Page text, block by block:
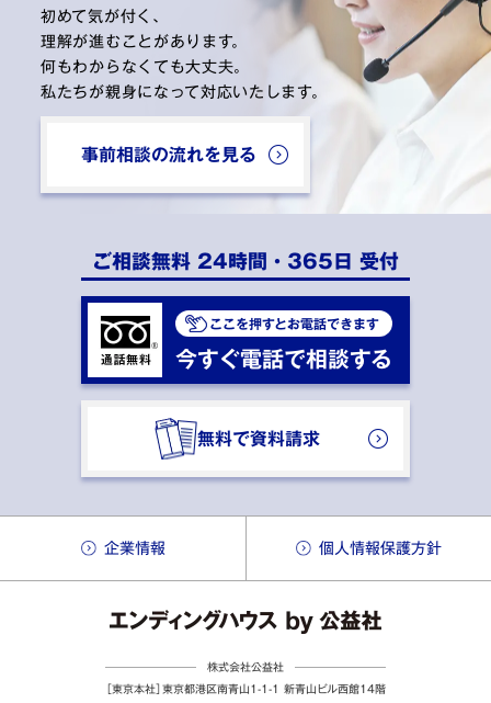
初めて気が付く、
理解が進むことがあります。
何もわからなくても大丈夫。
私たちが親身になって対応いたします。
事前相談の流れを見る
ご相談無料 24時間・365日 受付
ここを押すとお電話できます
今すぐ電話で相談する
無料で資料請求
企業情報 個人情報保護方針
株式会社公益社
［東京本社］ 東京都港区南青山1-1-1 新青山ビル西館14階